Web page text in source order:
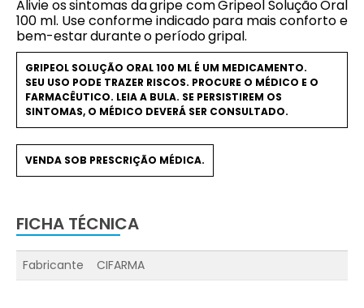
Alivie os sintomas da gripe com Gripeol Solução Oral
100 ml. Use conforme indicado para mais conforto e
bem-estar durante o período gripal.
GRIPEOL SOLUÇÃO ORAL 100 ML É UM MEDICAMENTO.
SEU USO PODE TRAZER RISCOS. PROCURE O MÉDICO E O
FARMACÊUTICO. LEIA A BULA. SE PERSISTIREM OS
SINTOMAS, O MÉDICO DEVERÁ SER CONSULTADO.
VENDA SOB PRESCRIÇÃO MÉDICA.
FICHA TÉCNICA
Fabricante CIFARMA